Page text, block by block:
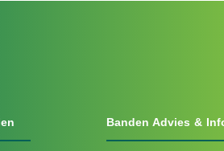
Banden Advies &